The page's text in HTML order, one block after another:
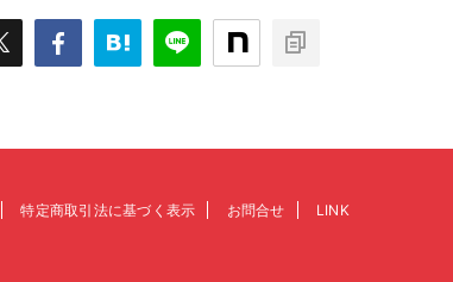
特定商取引法に基づく表示 お問合せ LINK